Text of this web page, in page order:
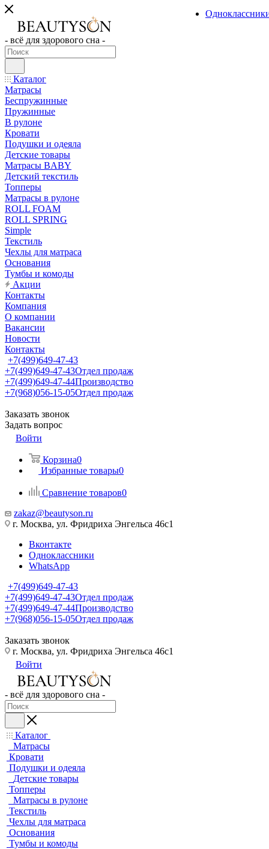
- всё для здорового сна -
Каталог
Матрасы
Беспружинные
Пружинные
В рулоне
Кровати
Подушки и одеяла
Детские товары
Матрасы BABY
Детский текстиль
Топперы
Матрасы в рулоне
ROLL FOAM
ROLL SPRING
Simple
Текстиль
Чехлы для матраса
Основания
Тумбы и комоды
Акции
Контакты
Компания
О компании
Вакансии
Новости
Контакты
+7(499)649-47-43
+7(499)649-47-43Отдел продаж
+7(499)649-47-44Производство
+7(968)056-15-05Отдел продаж
Заказать звонок
Задать вопрос
Войти
Корзина0
Избранные товары0
Сравнение товаров0
zakaz@beautyson.ru
г. Москва, ул. Фридриха Энгельса 46с1
Вконтакте
Одноклассники
WhatsApp
+7(499)649-47-43
+7(499)649-47-43Отдел продаж
+7(499)649-47-44Производство
+7(968)056-15-05Отдел продаж
Заказать звонок
г. Москва, ул. Фридриха Энгельса 46с1
Войти
- всё для здорового сна -
Каталог
Матрасы
Кровати
Подушки и одеяла
Детские товары
Топперы
Матрасы в рулоне
Текстиль
Чехлы для матраса
Основания
Тумбы и комоды